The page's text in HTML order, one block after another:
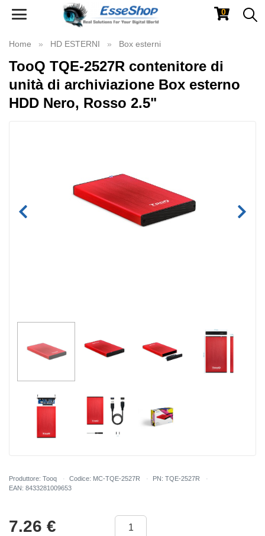
Toggle
0
Home HD ESTERNI Box esterni
TooQ TQE-2527R contenitore di
unità di archiviazione Box esterno
HDD Nero, Rosso 2.5"
Produttore: Tooq Codice: MC-TQE-2527R
PN: TQE-2527R
EAN: 8433281009653
7.26 €